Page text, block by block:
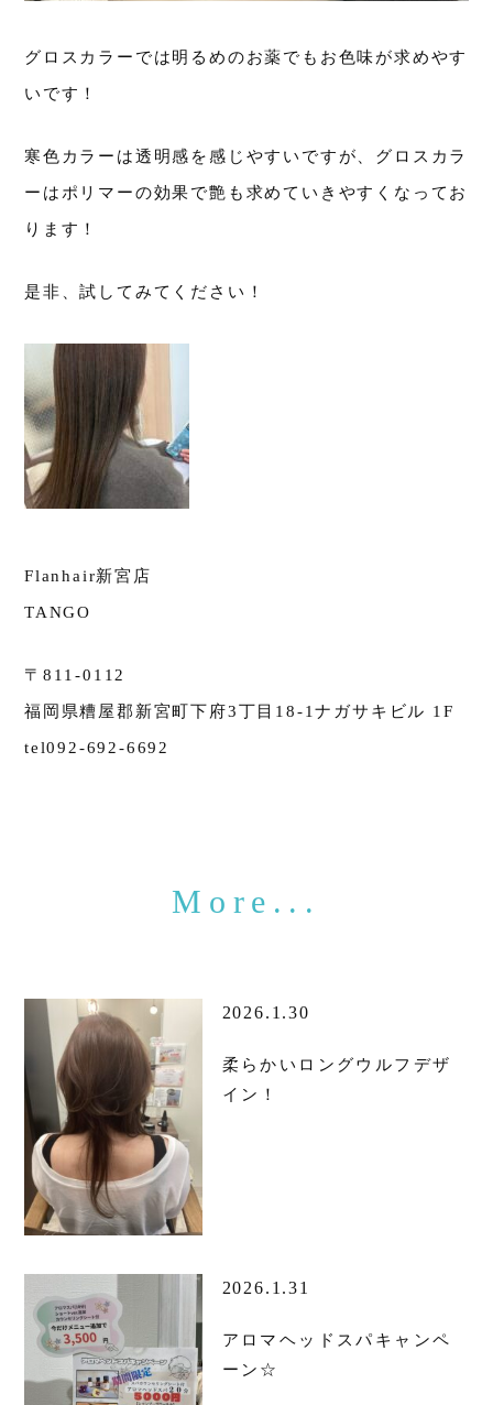
グロスカラーでは明るめのお薬でもお色味が求めやす
いです！
寒色カラーは透明感を感じやすいですが、グロスカラ
ーはポリマーの効果で艶も求めていきやすくなってお
ります！
是非、試してみてください！
Flanhair新宮店
TANGO
〒811-0112
福岡県糟屋郡新宮町下府3丁目18-1ナガサキビル 1F
tel092-692-6692
2026.1.30
柔らかいロングウルフデザ
イン！
2026.1.31
アロマヘッドスパキャンペ
ーン☆